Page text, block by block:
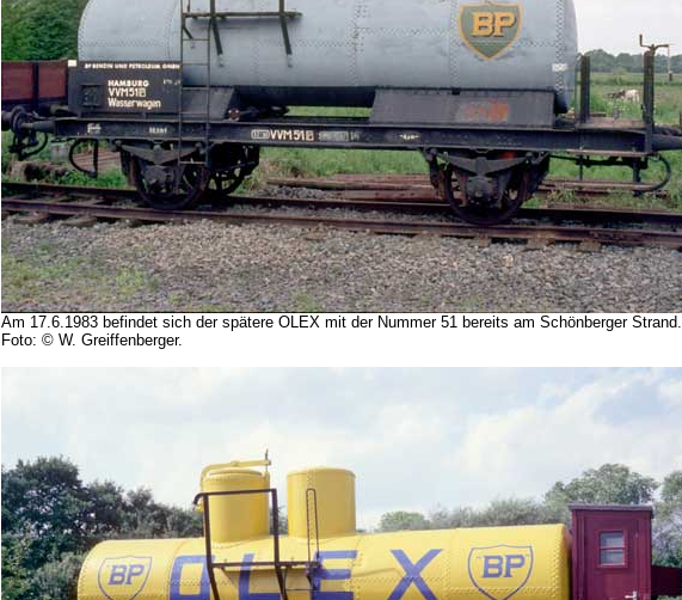
Am 17.6.1983 befindet sich der spätere OLEX mit der Nummer 51 bereits am Schönberger Strand.
Foto: © W. Greiffenberger.